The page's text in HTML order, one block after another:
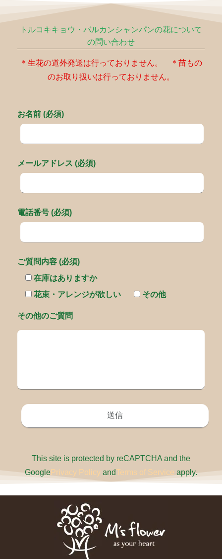
トルコキキョウ・バルカンシャンパンの花について
の問い合わせ
＊生花の道外発送は行っておりません。 ＊苗もの
のお取り扱いは行っておりません。
お名前 (必須)
メールアドレス (必須)
電話番号 (必須)
ご質問内容 (必須)
在庫はありますか
花束・アレンジが欲しい
その他
その他のご質問
This site is protected by reCAPTCHA and the
GooglePrivacy Policy andTerms of Service apply.